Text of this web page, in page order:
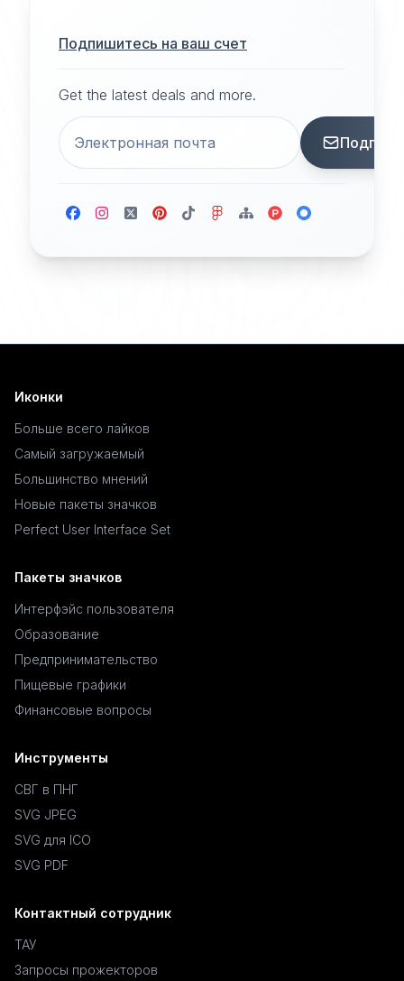
Подпишитесь на ваш счет
Get the latest deals and more.
Иконки
Больше всего лайков
Самый загружаемый
Большинство мнений
Новые пакеты значков
Perfect User Interface Set
Пакеты значков
Интерфэйс пользователя
Образование
Предпринимательство
Пищевые графики
Финансовые вопросы
Инструменты
СВГ в ПНГ
SVG JPEG
SVG для ICO
SVG PDF
Контактный сотрудник
ТАУ
Запросы прожекторов